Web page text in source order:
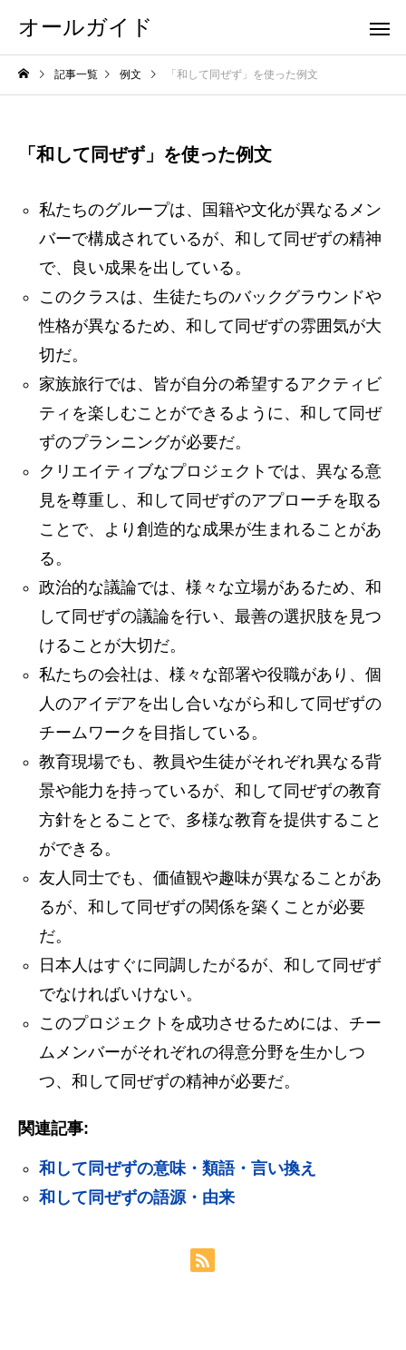
オールガイド
記事一覧 例文 「和して同ぜず」を使った例文
「和して同ぜず」を使った例文
私たちのグループは、国籍や文化が異なるメン
バーで構成されているが、和して同ぜずの精神
で、良い成果を出している。
このクラスは、生徒たちのバックグラウンドや
性格が異なるため、和して同ぜずの雰囲気が大
切だ。
家族旅行では、皆が自分の希望するアクティビ
ティを楽しむことができるように、和して同ぜ
ずのプランニングが必要だ。
クリエイティブなプロジェクトでは、異なる意
見を尊重し、和して同ぜずのアプローチを取る
ことで、より創造的な成果が生まれることがあ
る。
政治的な議論では、様々な立場があるため、和
して同ぜずの議論を行い、最善の選択肢を見つ
けることが大切だ。
私たちの会社は、様々な部署や役職があり、個
人のアイデアを出し合いながら和して同ぜずの
チームワークを目指している。
教育現場でも、教員や生徒がそれぞれ異なる背
景や能力を持っているが、和して同ぜずの教育
方針をとることで、多様な教育を提供すること
ができる。
友人同士でも、価値観や趣味が異なることがあ
るが、和して同ぜずの関係を築くことが必要
だ。
日本人はすぐに同調したがるが、和して同ぜず
でなければいけない。
このプロジェクトを成功させるためには、チー
ムメンバーがそれぞれの得意分野を生かしつ
つ、和して同ぜずの精神が必要だ。
関連記事:
和して同ぜずの意味・類語・言い換え
和して同ぜずの語源・由来